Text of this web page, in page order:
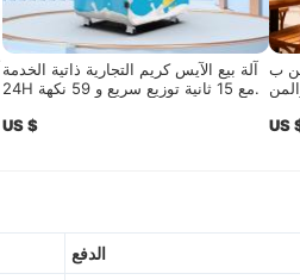
آلة بيع الآيس كريم التجارية ذاتية الخدمة
24H مع 15 ثانية توزيع سريع و 59 نكهة.
US $
عن ب
US
الدفع